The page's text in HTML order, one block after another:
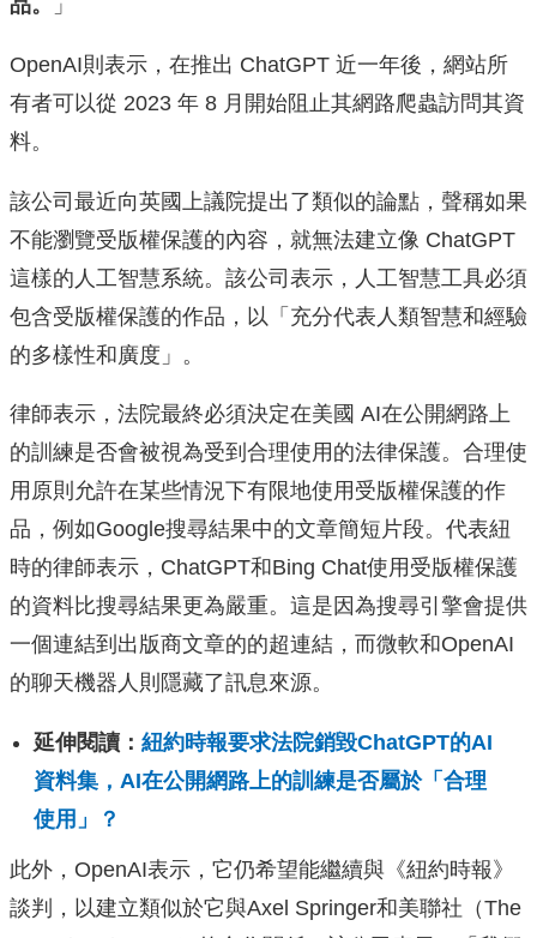
品。 」
OpenAI則表示，在推出 ChatGPT 近一年後，網站所
有者可以從 2023 年 8 月開始阻止其網路爬蟲訪問其資
料。
該公司最近向英國上議院提出了類似的論點，聲稱如果
不能瀏覽受版權保護的內容，就無法建立像 ChatGPT
這樣的人工智慧系統。該公司表示，人工智慧工具必須
包含受版權保護的作品，以「充分代表人類智慧和經驗
的多樣性和廣度」。
律師表示，法院最終必須決定在美國 AI在公開網路上
的訓練是否會被視為受到合理使用的法律保護。合理使
用原則允許在某些情況下有限地使用受版權保護的作
品，例如Google搜尋結果中的文章簡短片段。代表紐
時的律師表示，ChatGPT和Bing Chat使用受版權保護
的資料比搜尋結果更為嚴重。這是因為搜尋引擎會提供
一個連結到出版商文章的的超連結，而微軟和OpenAI
的聊天機器人則隱藏了訊息來源。
延伸閱讀： 紐約時報要求法院銷毀ChatGPT的AI
資料集，AI在公開網路上的訓練是否屬於「合理
使用」？
此外，OpenAI表示，它仍希望能繼續與《紐約時報》
談判，以建立類似於它與Axel Springer和美聯社（The